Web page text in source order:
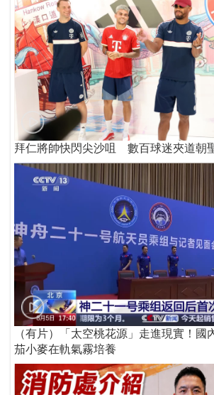
拜仁將帥快閃尖沙咀 數百球迷夾道朝
（有片）「太空桃花源」走進現實！國
茄小麥在軌氣霧培養